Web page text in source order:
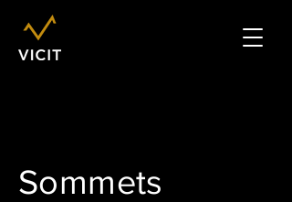
Sommets